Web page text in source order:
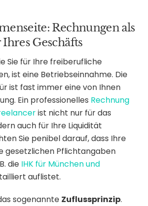
Rechnungen als
Geschäfts
Sie für Ihre freiberufliche
ist eine Betriebseinnahme. Die
ist fast immer eine von Ihnen
Ein professionelles Rechnung
ist nicht nur für das
auch für Ihre Liquidität
Sie penibel darauf, dass Ihre
gesetzlichen Pflichtangaben
die IHK für München und
auflistet.
sogenannte Zuflussprinzip.